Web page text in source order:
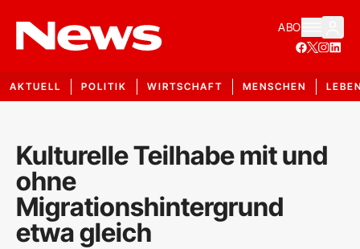
ABO
AKTUELL POLITIK WIRTSCHAFT MENSCHEN
Kulturelle Teilhabe mit und
ohne
Migrationshintergrund
etwa gleich